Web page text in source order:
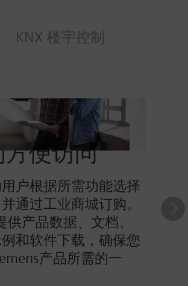
KNX 楼宇控制
供对产品信
便访问
户根据所需功能选择
通过工业商城订购。
供产品数据、文档、
和软件下载，确保您
产品所需的一